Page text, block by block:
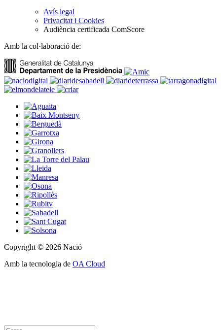
Avís legal
Privacitat i Cookies
Audiència certificada ComScore
Amb la col·laboració de:
Copyright © 2026 Nació
Amb la tecnologia de OA Cloud